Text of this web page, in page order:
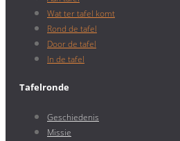
Wat ter tafel komt
Rond de tafel
Door de tafel
In de tafel
Tafelronde
Geschiedenis
Missie